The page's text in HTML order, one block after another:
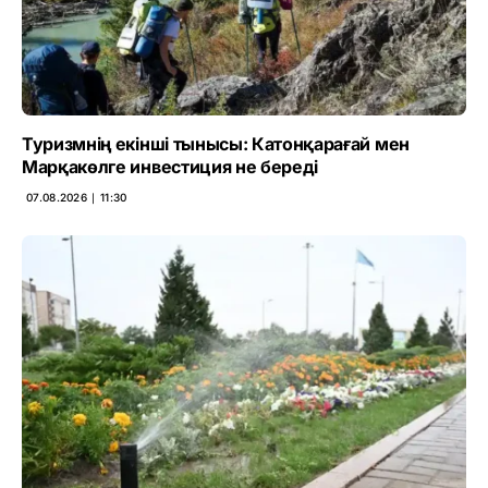
Туризмнің екінші тынысы: Катонқарағай мен
Марқакөлге инвестиция не береді
07.08.2026 ∣ 11:30